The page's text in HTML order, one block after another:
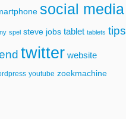
social media
spel steve jobs tablet tablets tips
twitter website
youtube zoekmachine